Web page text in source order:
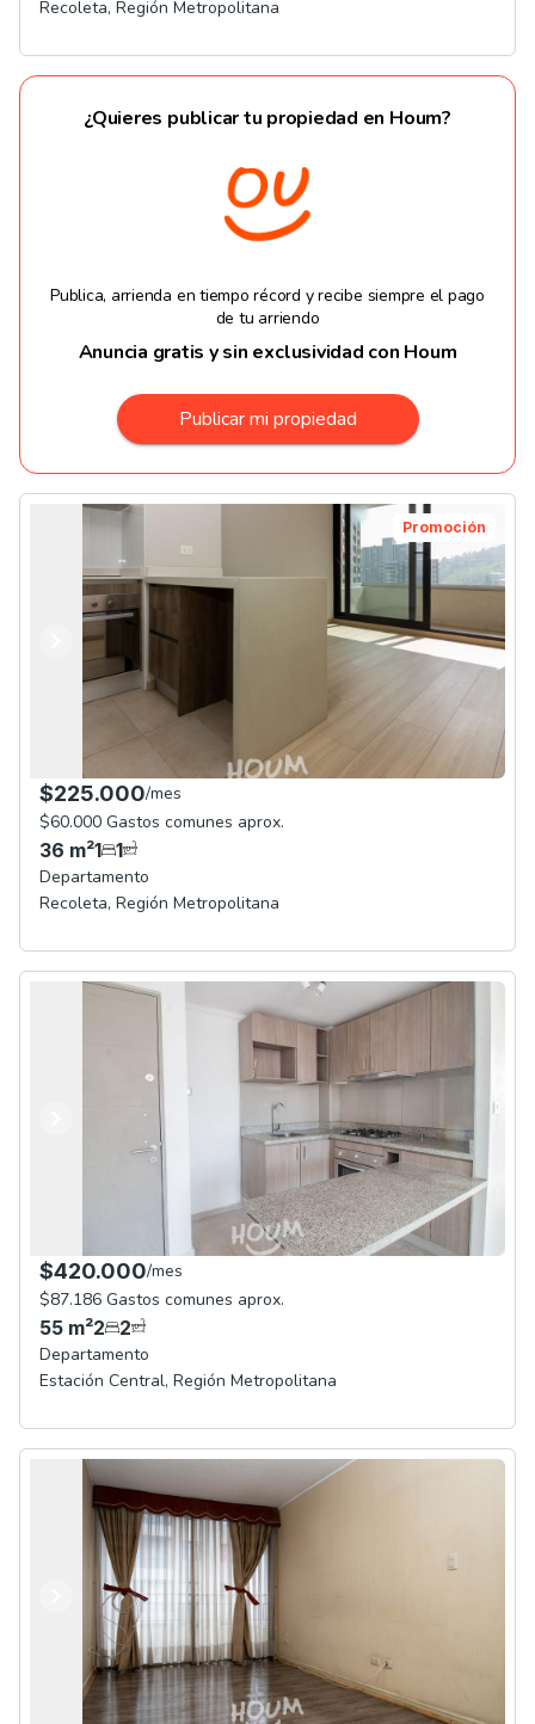
Recoleta, Región Metropolitana
¿Quieres publicar tu propiedad en Houm?
Publica, arrienda en tiempo récord y recibe siempre el pago
de tu arriendo
Anuncia gratis y sin exclusividad con Houm
Publicar mi propiedad
Anterior
Siguiente
Promoción
$225.000/mes
$60.000 Gastos comunes aprox.
36 m²1 1
Departamento
Recoleta, Región Metropolitana
$420.000/mes
$87.186 Gastos comunes aprox.
55 m²2 2
Departamento
Estación Central, Región Metropolitana
Anterior
Siguiente